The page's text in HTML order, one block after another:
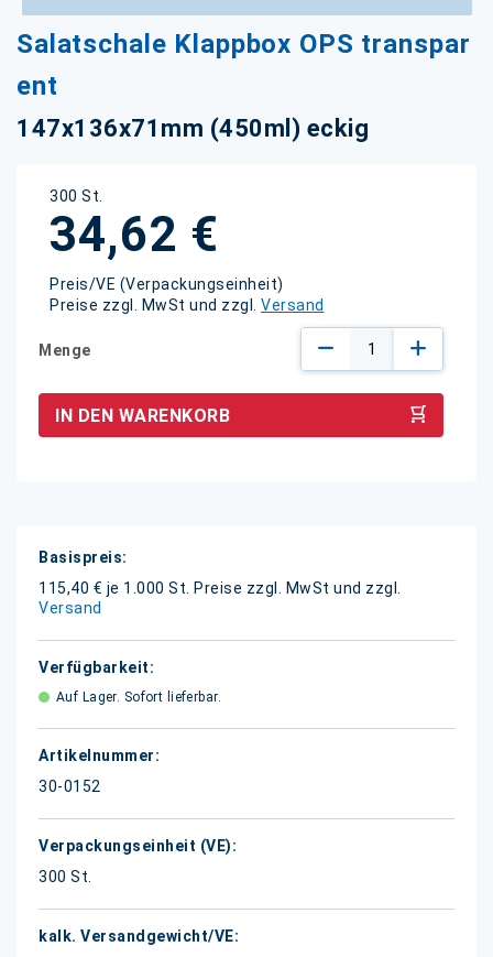
Salatschale Klappbox OPS transpar
ent
147x136x71mm (450ml) eckig
300 St.
34,62 €
Preis/VE (Verpackungseinheit)
Preise zzgl. MwSt und zzgl. Versand
Menge
IN DEN WARENKORB
Weitere
Informationen
115,40 € je 1.000 St.
Preise zzgl. MwSt und zzgl.
Versand
Auf Lager. Sofort lieferbar.
30-0152
300 St.
Anfang
Bildgalerie
springen